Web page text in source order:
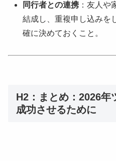
同行者との連携 ：友人や
結成し、重複申し込みを
確に決めておくこと。
H2：まとめ：2026年
成功させるために